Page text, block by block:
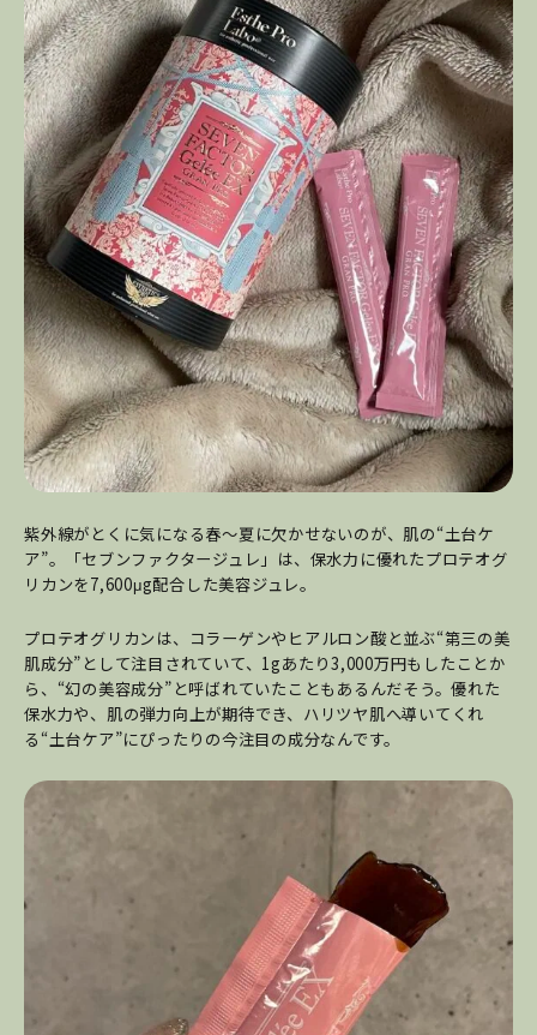
紫外線がとくに気になる春〜夏に欠かせないのが、肌の“土台ケ
ア”。「セブンファクタージュレ」は、保水力に優れたプロテオグ
リカンを7,600μg配合した美容ジュレ。
プロテオグリカンは、コラーゲンやヒアルロン酸と並ぶ“第三の美
肌成分”として注目されていて、1gあたり3,000万円もしたことか
ら、“幻の美容成分”と呼ばれていたこともあるんだそう。優れた
保水力や、肌の弾力向上が期待でき、ハリツヤ肌へ導いてくれ
る“土台ケア”にぴったりの今注目の成分なんです。